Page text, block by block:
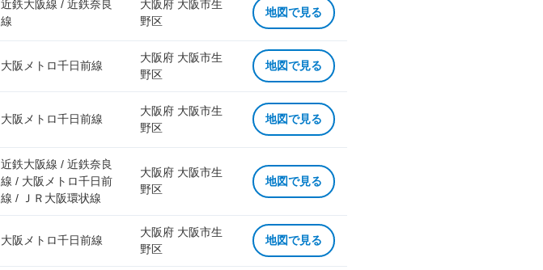
近鉄大阪線 / 近鉄奈良
線
大阪府 大阪市生
野区
地図で見る
大阪メトロ千日前線
大阪府 大阪市生
野区
地図で見る
大阪メトロ千日前線
大阪府 大阪市生
野区
地図で見る
近鉄大阪線 / 近鉄奈良
線 / 大阪メトロ千日前
線 / ＪＲ大阪環状線
大阪府 大阪市生
野区
地図で見る
大阪メトロ千日前線
大阪府 大阪市生
野区
地図で見る